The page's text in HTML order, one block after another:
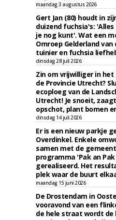
maandag 3 augustus 2026
Gert Jan (80) houdt in
duizend fuchsia's:
je nog kunt'. Wat een
Omroep Gelderland
tuinier en fuchsia
dinsdag 28 juli 2026
Zin om vrijwilliger in
de Provincie Utrecht?
ecoploeg van de
Utrecht! Je snoeit,
opschot, plant bomen
dinsdag 14 juli 2026
Er is een nieuw parkje
Overdinkel. Enkele
samen met de
programma 'Pak an
gerealiseerd. Het
plek waar de buurt
maandag 15 juni 2026
De Drostendam in
vooravond van een
de hele straat wordt